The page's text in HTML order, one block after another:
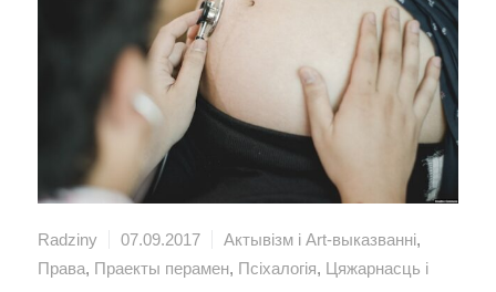
Radziny 07.09.2017 Актывізм і Art-выказванні,
Права, Праекты перамен, Псіхалогія, Цяжарнасць і